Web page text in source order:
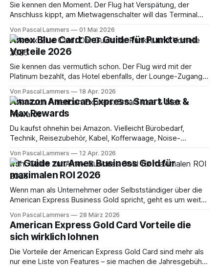
Sie kennen den Moment. Der Flug hat Verspätung, der
Anschluss kippt, am Mietwagenschalter will das Terminal
nutzen. In solchen Situationen trennt sich Marketing von
Substanz. Dann zählt nicht, wie edel eine Karte aussieht,
sondern ob sie im richtigen Augenblick funktioniert,
Von Pascal Lammers 01 Mai 2026
Amex Blue Card: Der Guide für Punkte und
Vorteile 2026
Sie kennen das vermutlich schon. Der Flug wird mit der
Platinum bezahlt, das Hotel ebenfalls, der Lounge-Zugang
in Preisen. Dann stehen Sie am Samstag im Supermarkt,
zahlen den Wocheneinkauf, tanken auf dem Weg zum
Flughafen und lassen genau dort
Von Pascal Lammers 18 Apr. 2026
Amazon American Express: Smart Use &
Max Rewards
Du kaufst ohnehin bei Amazon. Vielleicht Bürobedarf,
Technik, Reisezubehör, Kabel, Kofferwaage, Noise-
meisten Amex-Nutzer machen an diesem Punkt denselben
Fehler: Sie sehen den Amazon-Checkout nur als bequemen
Bezahlmoment, nicht als Startpunkt für künftige Business-
Class-Flüge, Hotelnächte oder Upgrades. Genau dort
Von Pascal Lammers 12 Apr. 2026
Ihr Guide zur Amex Business Gold für
maximalen ROI 2026
Wenn man als Unternehmer oder Selbstständiger über die
American Express Business Gold spricht, geht es um weit
cleveres Werkzeug, das alltägliche Geschäftsausgaben in
handfeste Vorteile umwandelt – denken Sie an Flüge,
Upgrades oder andere wertvolle Prämien. So holen Sie aus
jeder Ausgabe
Von Pascal Lammers 28 März 2026
American Express Gold Card Vorteile die
sich wirklich lohnen
Die Vorteile der American Express Gold Card sind mehr als
nur eine Liste von Features – sie machen die Jahresgebühr